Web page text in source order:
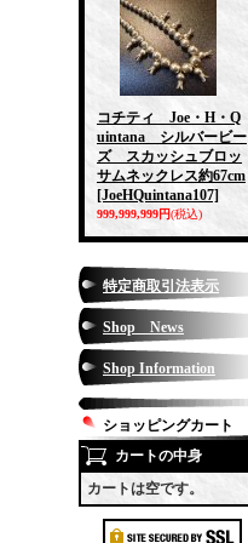
コチティ Joe・H・Q
uintana シルバービー
ズ スカッシュブロッ
サムネックレス約67cm
[JoeHQuintana107]
999,999,999円(税込)
特定商取引法表示
Shop News
Shop Information
ショッピングカート
カートの中身
カートは空です。